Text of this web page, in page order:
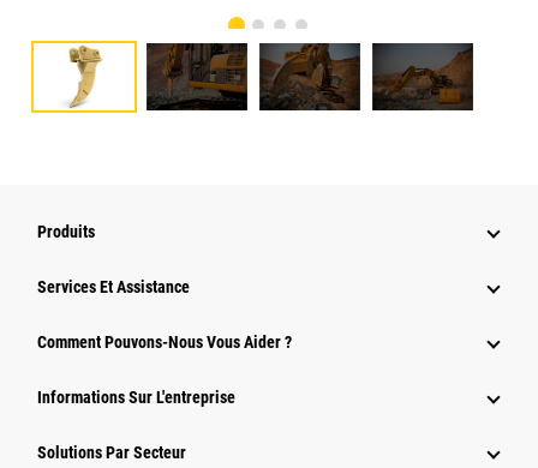
Produits
Services Et Assistance
Comment Pouvons-Nous Vous Aider ?
Informations Sur L'entreprise
Solutions Par Secteur